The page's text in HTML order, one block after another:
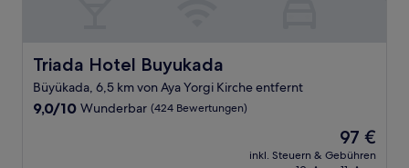
Triada Hotel Buyukada
Triada Hotel Buyukada
Büyükada, 6,5 km von Aya Yorgi Kirche entfernt
9.0
9,0/10 Wunderbar (424 Bewertungen)
Der
Preis
97 €
inkl. Steuern & Gebühren